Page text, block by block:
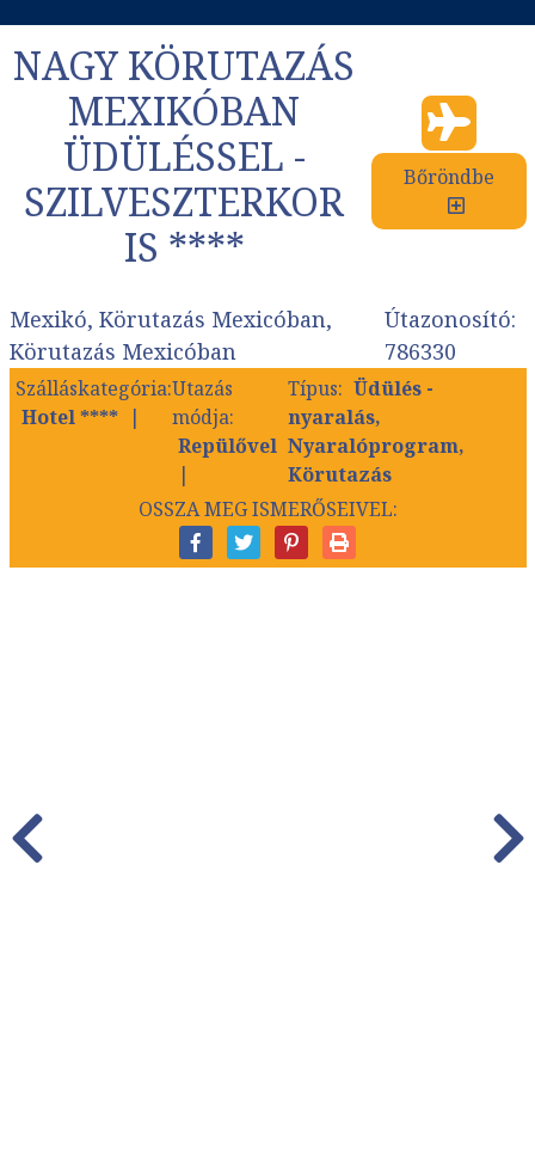
NAGY KÖRUTAZÁS
MEXIKÓBAN
ÜDÜLÉSSEL -
SZILVESZTERKOR
IS ****
Bőröndbe
Mexikó, Körutazás Mexicóban,
Körutazás Mexicóban
Útazonosító:
786330
Szálláskategória:
Hotel ****
Utazás
módja:
Repülővel
Típus: Üdülés -
nyaralás,
Nyaralóprogram,
Körutazás
OSSZA MEG ISMERŐSEIVEL: